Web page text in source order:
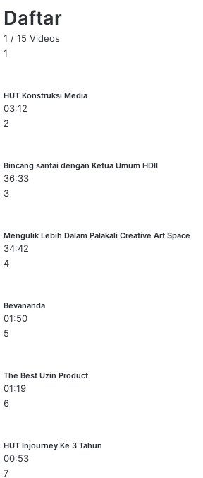
Daftar
1 / 15 Videos
1
HUT Konstruksi Media
03:12
2
Bincang santai dengan Ketua Umum HDII
36:33
3
Mengulik Lebih Dalam Palakali Creative Art Space
34:42
4
Bevananda
01:50
5
The Best Uzin Product
01:19
6
HUT Injourney Ke 3 Tahun
00:53
7